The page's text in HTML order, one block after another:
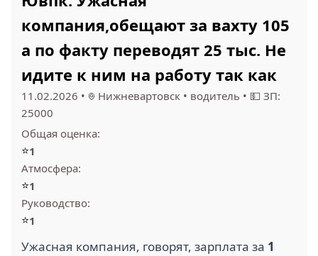
компания,обещают за вахту 105
а по факту переводят 25 тыс. Не
идите к ним на работу так как
11.02.2026 • Нижневартовск • водитель • 💵 ЗП:
25000
Общая оценка:
⭐1
Атмосфера:
⭐1
Руководство:
⭐1
Ужасная компания, говорят, зарплата за 1